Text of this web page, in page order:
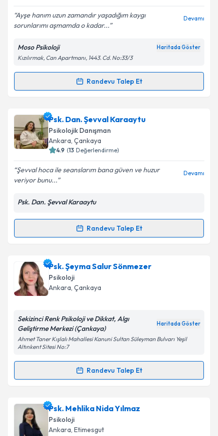
Kişisel verilerimin işlenmesine ilişkin
Aydınlatma
Metni'ni okudum ve kişisel verilerimin belirtilen
kapsamda işlenmesini kabul ediyorum.
Ayşe hanım uzun zamandır yaşadığım kaygı
sorunlarımı aşmamda o kadar...
Devamı
Moso Psikoloji Haritada Göster
Kızılırmak, Can Apartmanı, 1443. Cd. No:33/3
Randevu Talep Et
Randevu Takvimi Talebi
Psk. Dan. Ayşe Şevval Arifoğluiçin randevu takvimi
talebi oluşturun. Size bu uzmandan randevu almanız
için bir takvim hazırlandığında e-posta ile
bilgilendireceğiz.
E-posta Adresiniz
'ni okudum ve kişisel verilerimin belirtilen
kapsamda işlenmesini kabul ediyorum.
Takvim Talebini Gönder
Psk. Dan. Şevval Karaaytu
Psikolojik Danışman
Ankara, Çankaya
4.9 (13 Değerlendirme)
Şevval hoca ile seanslarım bana güven ve huzur
veriyor bunu...
Devamı
Psk. Dan. Şevval Karaaytu
Randevu Talep Et
Randevu Takvimi Talebi
Psk. Dan. Şevval Karaaytuiçin randevu takvimi
talebi oluşturun. Size bu uzmandan randevu almanız
için bir takvim hazırlandığında e-posta ile
bilgilendireceğiz.
Kişisel verilerimin işlenmesine ilişkinAydınlatma
'ni okudum ve kişisel verilerimin belirtilen
kapsamda işlenmesini kabul ediyorum.
Takvim Talebini Gönder
Psk. Şeyma Salur Sönmezer
Psikoloji
Ankara, Çankaya
Sekizinci Renk Psikoloji ve Dikkat, Algı
Geliştirme Merkezi (Çankaya)
Haritada Göster
Ahmet Taner Kışlalı Mahallesi Kanuni Sultan Süleyman Bulvarı Yeşil
Altınkent Sitesi No:7
Randevu Talep Et
Randevu Takvimi Talebi
Psk. Şeyma Salur Sönmezeriçin randevu takvimi
talebi oluşturun. Size bu uzmandan randevu almanız
için bir takvim hazırlandığında e-posta ile
Psk. Mehlika Nida Yılmaz
Psikoloji
Ankara, Etimesgut